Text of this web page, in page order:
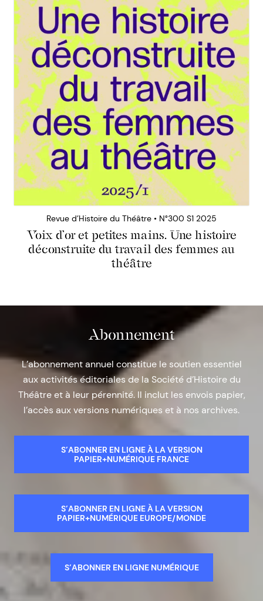
Revue d’Histoire du Théâtre • N°300 S1 2025
Voix d’or et petites mains. Une histoire
déconstruite du travail des femmes au
théâtre
Abonnement
L’abonnement annuel constitue le soutien essentiel
aux activités éditoriales de la Société d’Histoire du
Théâtre et à leur pérennité. Il inclut les envois papier,
l’accès aux versions numériques et à nos archives.
S’ABONNER EN LIGNE À LA VERSION
PAPIER+NUMÉRIQUE FRANCE
S’ABONNER EN LIGNE À LA VERSION
PAPIER+NUMÉRIQUE EUROPE/MONDE
S’ABONNER EN LIGNE NUMÉRIQUE